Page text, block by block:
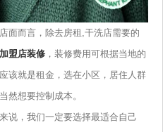
而言，除去房租,干洗店需要的
盟店装修 ，装修费用可根据当地的
该就是租金，选在小区，居住人群
然想要控制成本。
，我们一定要选择最适合自己